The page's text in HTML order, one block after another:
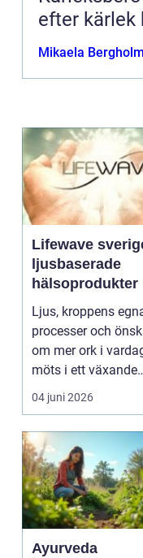
efter kärlek
Mikaela Bergholm
Lifewave
ljusbaserade
hälsoprodukter
fokus
Ljus, kroppens
processer och
om mer ork i
möts i ett växande
intresse för fotot...
04 juni 2026
Ayurveda